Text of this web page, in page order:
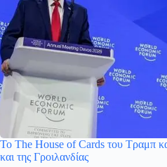
Το The House of Cards του Τραμπ
και της Γροιλανδίας